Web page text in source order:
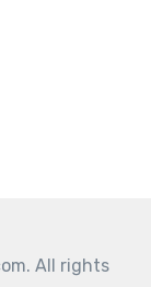
All rights